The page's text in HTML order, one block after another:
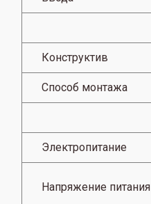
Конструктив
Способ монтажа
Электропитание
Напряжение питания